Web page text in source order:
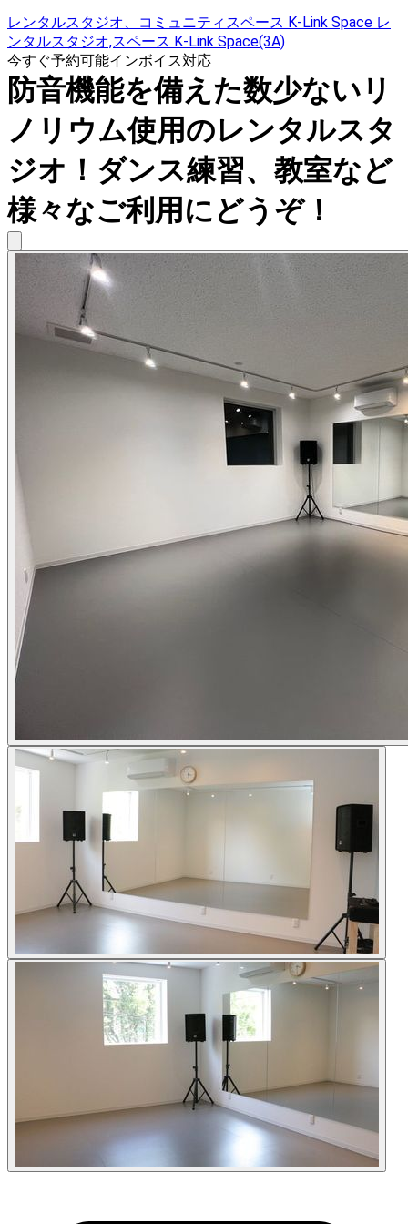
レンタルスタジオ、コミュニティスペース K-Link Space レ
ンタルスタジオ,スペース K-Link Space(3A)
今すぐ予約可能インボイス対応
防音機能を備えた数少ないリ
ノリウム使用のレンタルスタ
ジオ！ダンス練習、教室など
様々なご利用にどうぞ！